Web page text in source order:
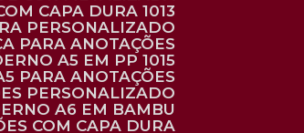
CAPA DURA 1013
PERSONALIZADO
PARA ANOTAÇÕES
A5 EM PP 1015
PARA ANOTAÇÕES
PERSONALIZADO
A6 EM BAMBU
COM CAPA DURA